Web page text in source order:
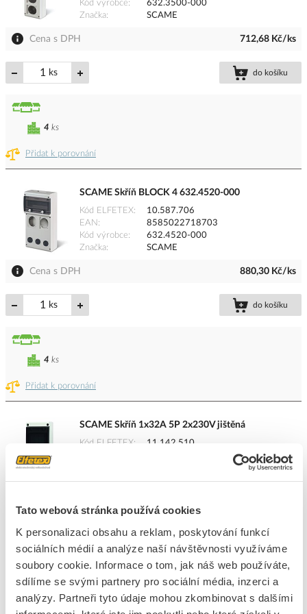
Tato webová stránka používá cookies
K personalizaci obsahu a reklam, poskytování funkcí
sociálních médií a analýze naší návštěvnosti využíváme
soubory cookie. Informace o tom, jak náš web používáte,
sdílíme se svými partnery pro sociální média, inzerci a
analýzy. Partneři tyto údaje mohou zkombinovat s dalšími
Kód výrobce
632.3500-000
Značka
SCAME
Cena s DPH 712,68 Kč/ks
ks do košíku
Přidat k porovnání
4 ks
SCAME Skříň BLOCK 4 632.4520-000
Kód ELFETEX
10.587.706
EAN
8585022718703
Kód výrobce
632.4520-000
Značka
SCAME
Cena s DPH 880,30 Kč/ks
ks do košíku
Přidat k porovnání
4 ks
SCAME Skříň 1x32A 5P 2x230V jištěná
Kód ELFETEX
11.142.510
Značka
SCAME
Cena s DPH
ks do košíku